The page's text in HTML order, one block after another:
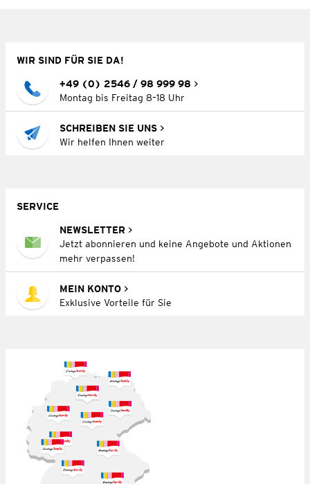
WIR SIND FÜR SIE DA!
+49 (0) 2546 / 98 999 98
Montag bis Freitag 8–18 Uhr
SCHREIBEN SIE UNS
Wir helfen Ihnen weiter
SERVICE
NEWSLETTER
Jetzt abonnieren und keine Angebote und Aktionen
mehr verpassen!
MEIN KONTO
Exklusive Vorteile für Sie